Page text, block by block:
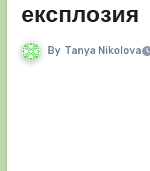
експлозия
By Tanya Nikolova